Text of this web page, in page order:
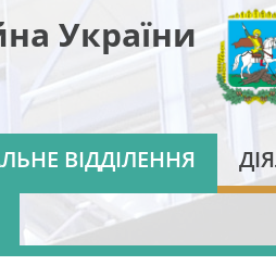
України
ВІДДІЛЕННЯ